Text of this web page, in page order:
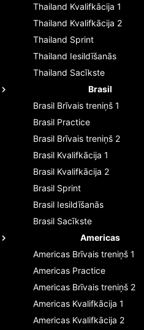
Thailand Kvalifkācija 1
Thailand Kvalifkācija 2
Thailand Sprint
Thailand Iesildīšanās
Thailand Sacīkste
Brasil
Brasil Brīvais treniņš 1
Brasil Practice
Brasil Brīvais treniņš 2
Brasil Kvalifkācija 1
Brasil Kvalifkācija 2
Brasil Sprint
Brasil Iesildīšanās
Brasil Sacīkste
Americas
Americas Brīvais treniņš 1
Americas Practice
Americas Brīvais treniņš 2
Americas Kvalifkācija 1
Americas Kvalifkācija 2